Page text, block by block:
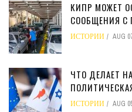
КИПР МОЖЕТ
СООБЩЕНИЯ С
ИСТОРИИ AUG
ЧТО ДЕЛАЕТ
ИСТОРИИ AUG